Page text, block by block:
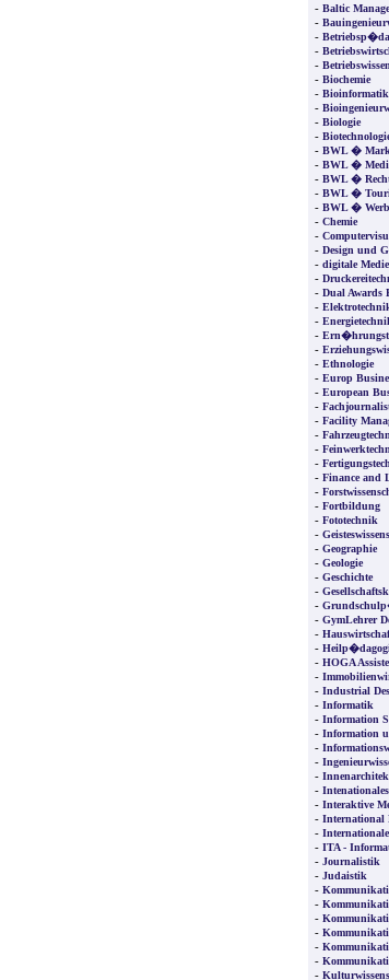
- Baltic
-
-
-
-
- Biochemie
- Bioinformatik
-
- Biologie
-
- BWL �
- BWL �
- BWL �
- BWL �
- BWL �
- Chemie
-
- Design und
- digitale
-
- Dual Awards
-
-
-
-
- Ethnologie
- Europ
- European
-
- Facility
-
-
-
- Finance and
-
- Fortbildung
- Fototechnik
-
- Geographie
- Geologie
- Geschichte
-
-
- GymLehrer
-
-
- HOGA
-
- Industrial
- Informatik
- Information
- Information
-
-
-
- Intenationales
- Interaktive
- International
- Internationale
- ITA -
- Journalistik
- Judaistik
-
-
-
-
-
-
-